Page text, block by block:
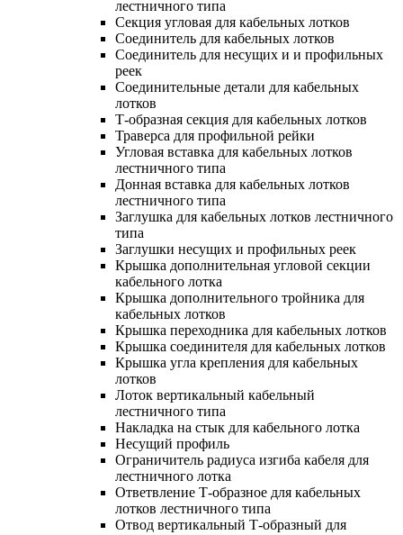
лестничного типа
Секция угловая для кабельных лотков
Соединитель для кабельных лотков
Соединитель для несущих и и профильных
реек
Соединительные детали для кабельных
лотков
Т-образная секция для кабельных лотков
Траверса для профильной рейки
Угловая вставка для кабельных лотков
лестничного типа
Донная вставка для кабельных лотков
лестничного типа
Заглушка для кабельных лотков лестничного
типа
Заглушки несущих и профильных реек
Крышка дополнительная угловой секции
кабельного лотка
Крышка дополнительного тройника для
кабельных лотков
Крышка переходника для кабельных лотков
Крышка соединителя для кабельных лотков
Крышка угла крепления для кабельных
лотков
Лоток вертикальный кабельный
лестничного типа
Накладка на стык для кабельного лотка
Несущий профиль
Ограничитель радиуса изгиба кабеля для
лестничного лотка
Ответвление Т-образное для кабельных
лотков лестничного типа
Отвод вертикальный Т-образный для